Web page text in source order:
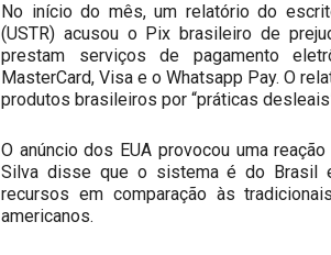
No início do mês, um relatório do
(USTR) acusou o Pix brasileiro de
prestam serviços de pagamento
MasterCard, Visa e o Whatsapp Pay. O
produtos brasileiros por “práticas
O anúncio dos EUA provocou uma
Silva disse que o sistema é do Brasil
recursos em comparação às
americanos.